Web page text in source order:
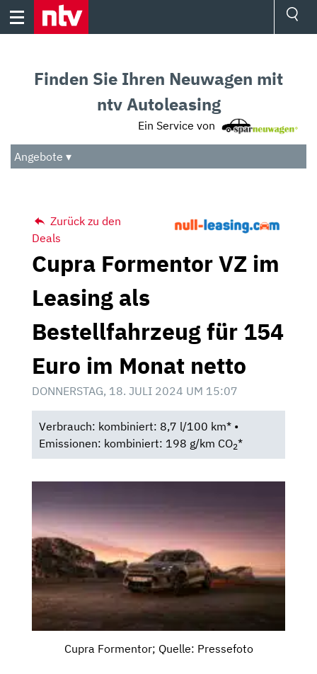
Skip
Audio
Das Beste
Finden Sie Ihren Neuwagen mit
ntv Autoleasing
Ein Service von
Angebote ▾
Zurück zu den
Deals
Cupra Formentor VZ im
Leasing als
Bestellfahrzeug für 154
Euro im Monat netto
DONNERSTAG, 18. JULI 2024 UM 15:07
Verbrauch: kombiniert: 8,7 l/100 km* •
Emissionen: kombiniert: 198 g/km CO2*
Cupra Formentor; Quelle: Pressefoto